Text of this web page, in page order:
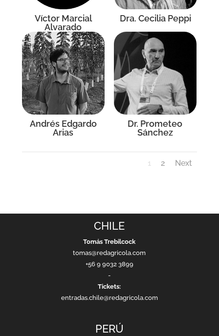
Víctor Marcial
Alvarado
Dra. Cecilia Peppi
Andrés Edgardo
Arias
Dr. Prometeo
Sánchez
1 2 Next
CHILE
Tomás Trebilcock
tomas@redagricola.com
+56 9 9032 3899
-
Tickets:
entradas.chile@redagricola.com
PERÚ